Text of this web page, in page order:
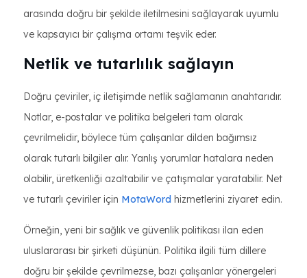
arasında doğru bir şekilde iletilmesini sağlayarak uyumlu
ve kapsayıcı bir çalışma ortamı teşvik eder.
Netlik ve tutarlılık sağlayın
Doğru çeviriler, iç iletişimde netlik sağlamanın anahtarıdır.
Notlar, e-postalar ve politika belgeleri tam olarak
çevrilmelidir, böylece tüm çalışanlar dilden bağımsız
olarak tutarlı bilgiler alır. Yanlış yorumlar hatalara neden
olabilir, üretkenliği azaltabilir ve çatışmalar yaratabilir. Net
ve tutarlı çeviriler için MotaWord hizmetlerini ziyaret edin.
Örneğin, yeni bir sağlık ve güvenlik politikası ilan eden
uluslararası bir şirketi düşünün. Politika ilgili tüm dillere
doğru bir şekilde çevrilmezse, bazı çalışanlar yönergeleri